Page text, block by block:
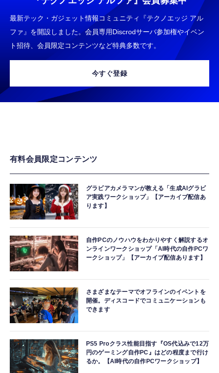
最新テック・ガジェット情報コミュニティ『テクノエッジ アル
ファ』を開設しました。会員専用Discrodサーバ参加権やイベン
ト招待、会員限定コンテンツなど特典多数です。
今すぐ登録
有料会員限定コンテンツ
グラビアカメラマンが教える「生成AIグラビ
ア実践ワークショップ」【アーカイブ配信あ
ります】
自作PCのノウハウをわかりやすく解説するオ
ンラインワークショップ「AI時代の自作PCワ
ークショップ」【アーカイブ配信あります】
さまざまなテーマでオフラインのイベントを
開催。ディスコードでコミュニケーションも
できます
PS5 Proクラス性能目指す『OS代込みで12万
円のゲーミング自作PC』はどの程度まで行け
るか。【AI時代の自作PCワークショップ】